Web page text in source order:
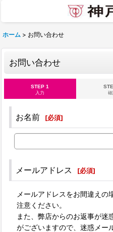
ホーム > お問い合わせ
お問い合わせ
STEP 1
入力
お名前 [必須]
メールアドレス [必須]
メールアドレスをお間違えの
注意ください。
また、弊店からのお返事が迷
がございますので、迷惑メー